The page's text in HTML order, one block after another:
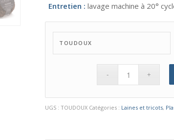
Entretien :lavage machine à 20°
TOUDOUX
UGS :TOUDOUX Catégories : Laines et tricots,